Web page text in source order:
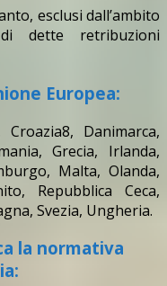
esclusi dall’ambito
dette retribuzioni
Europea:
Danimarca,
Grecia, Irlanda,
Malta, Olanda,
Repubblica Ceca,
Svezia, Ungheria.
la normativa